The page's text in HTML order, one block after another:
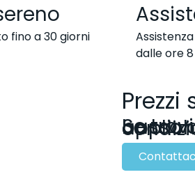
fino a 30 giorni
dalle ore 8
Prezzi
Se trovi lo stesso prodotto a un